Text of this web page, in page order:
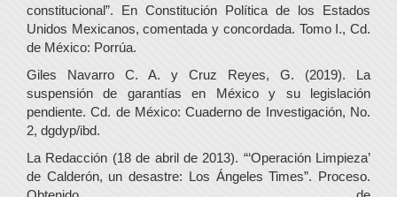
constitucional”. En Constitución Política de los Estados
Unidos Mexicanos, comentada y concordada. Tomo I., Cd.
de México: Porrúa.
Giles Navarro C. A. y Cruz Reyes, G. (2019). La
suspensión de garantías en México y su legislación
pendiente. Cd. de México: Cuaderno de Investigación, No.
2, dgdyp/ibd.
La Redacción (18 de abril de 2013). “‘Operación Limpieza’
de Calderón, un desastre: Los Ángeles Times”. Proceso.